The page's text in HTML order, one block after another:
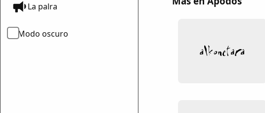
La palra
Modo oscuro